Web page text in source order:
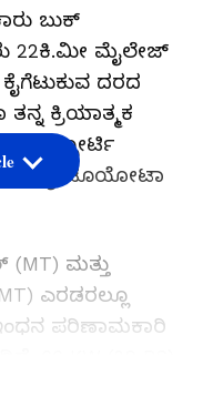
ಬುಕ್
22ಕಿ.ಮೀ ಮೈಲೇಜ್
ದರದ
ಕ್ರಿಯಾತ್ಮಕ
ಸ್ಪೋರ್ಟಿ
ಅನನ್ಯ ಟೊಯೋಟಾ
ಮತ್ತು
ಎರಡರಲ್ಲೂ
ಪರಿಣಾಮಕಾರಿ